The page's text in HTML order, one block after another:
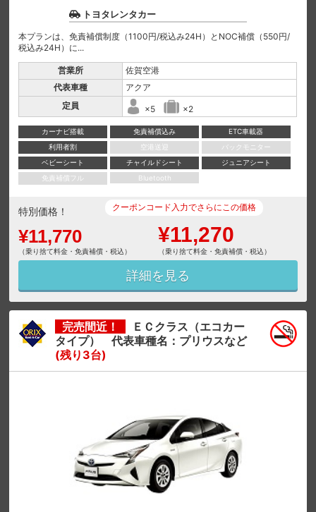
トヨタレンタカー
本プランは、免責補償制度（1100円/税込み24H）とNOC補償（550円/
税込み24H）に...
営業所
佐賀空港
代表車種
アクア
定員
×5 ×2
カーナビ搭載 免責補償込み
ETC車載器
利用者割
空港送迎
バックモニター
ベビーシート
チャイルドシート
ジュニアシート
免責補償フル
Bluetooth
特別価格！
¥11,770
（乗り捨て料金・免責補償・税込）
クーポンコード入力でさらにこの価格
¥11,270
（乗り捨て料金・免責補償・税込）
詳細を見る
完売間近！
ＥＣクラス（エコカー
タイプ） 代表車種名：プリウスなど
(残り3台)